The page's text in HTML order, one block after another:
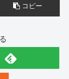
コピー